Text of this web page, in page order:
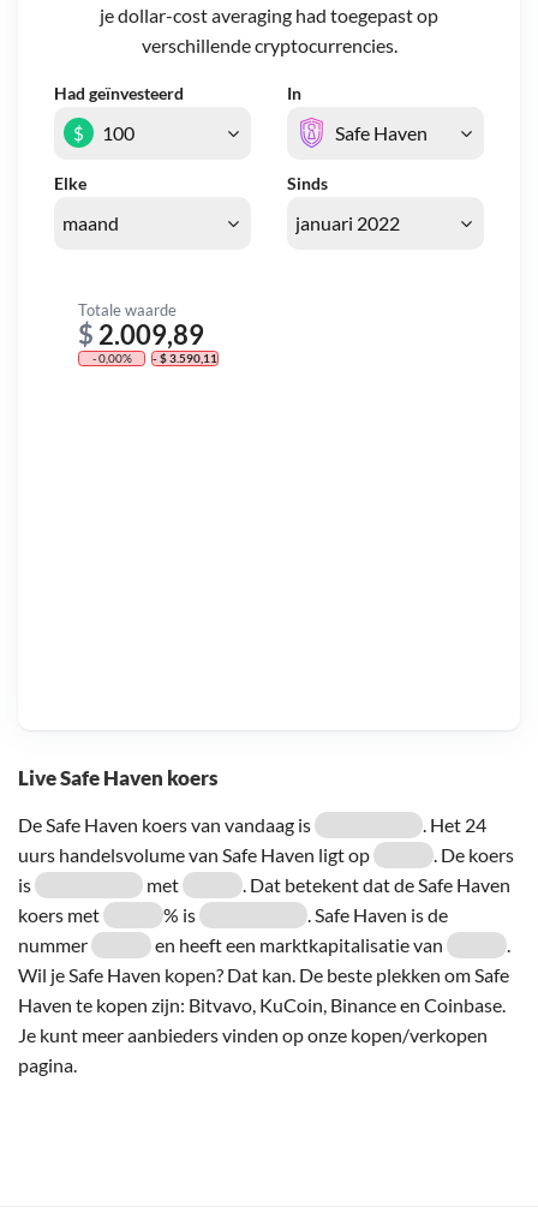
Live Safe Haven koers
De Safe Haven koers van vandaag is
. Het 24
uurs handelsvolume van Safe Haven ligt op
. De koers
is
met
. Dat betekent dat de Safe Haven
koers met
% is
. Safe Haven is de
nummer
en heeft een marktkapitalisatie van
.
Wil je Safe Haven kopen? Dat kan. De beste plekken om Safe
Haven te kopen zijn: Bitvavo, KuCoin, Binance en Coinbase.
Je kunt meer aanbieders vinden op onze kopen/verkopen
pagina.
je dollar-cost averaging had toegepast op
verschillende cryptocurrencies.
Had geïnvesteerd In
Elke Sinds
$
Totale waarde
$ 2.009,89
- 0,00% - $ 3.590,11